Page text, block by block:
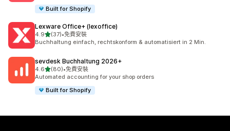
Built for Shopify
Lexware Office+ (lexoffice)
4.9滿分 5 顆星
(37)
共有 37 則評價
•免費安裝
Buchhaltung einfach, rechtskonform & automatisiert in 2 Min.
sevdesk Buchhaltung 2026+
4.6滿分 5 顆星
(80)
共有 80 則評價
•免費安裝
Automated accounting for your shop orders
Built for Shopify